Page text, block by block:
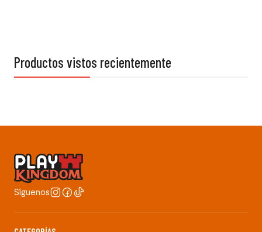
Productos vistos recientemente
Síguenos